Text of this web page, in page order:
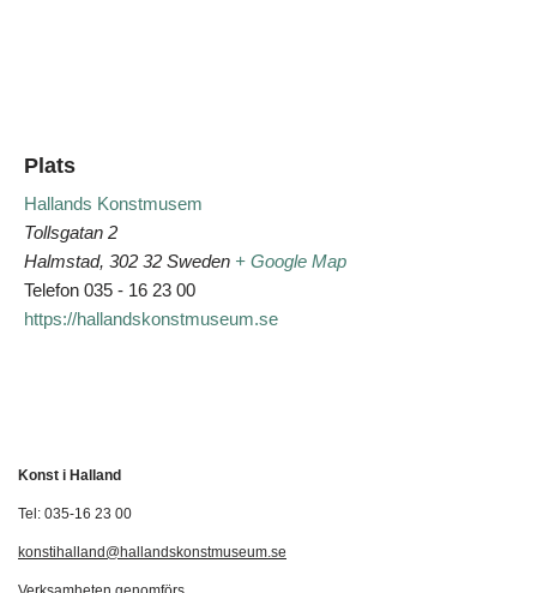
Plats
Hallands Konstmusem
Tollsgatan 2
Halmstad, 302 32 Sweden + Google Map
Telefon 035 - 16 23 00
https://hallandskonstmuseum.se
Konst i Halland
Tel: 035-16 23 00
konstihalland@hallandskonstmuseum.se